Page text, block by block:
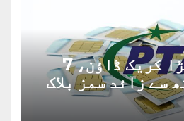
پی ٹی اے کا بڑا کریک ڈاؤن، 7